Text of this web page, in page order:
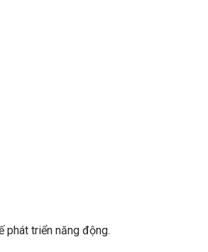
phát triển năng động.